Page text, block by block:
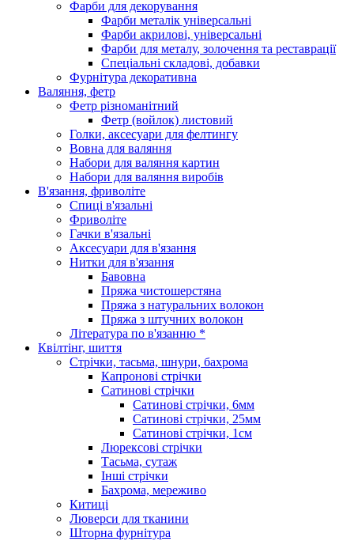
Фарби для декорування
Фарби металік універсальні
Фарби акрилові, універсальні
Фарби для металу, золочення та реставрації
Спеціальні складові, добавки
Фурнітура декоративна
Валяння, фетр
Фетр різноманітний
Фетр (войлок) листовий
Голки, аксесуари для фелтингу
Вовна для валяння
Набори для валяння картин
Набори для валяння виробів
В'язання, фриволіте
Спиці в'язальні
Фриволіте
Гачки в'язальні
Аксесуари для в'язання
Нитки для в'язання
Бавовна
Пряжа чистошерстяна
Пряжа з натуральних волокон
Пряжа з штучних волокон
Література по в'язанню *
Квілтінг, шиття
Стрічки, тасьма, шнури, бахрома
Капронові стрічки
Сатинові стрічки
Сатинові стрічки, 6мм
Сатинові стрічки, 25мм
Сатинові стрічки, 1см
Люрексові стрічки
Тасьма, сутаж
Інші стрічки
Бахрома, мереживо
Китиці
Люверси для тканини
Шторна фурнітура